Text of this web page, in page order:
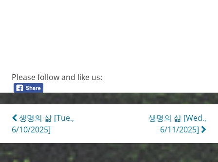
Please follow and like us:
Post
navigation
생명의 삶 [Tue.,
6/10/2025]
생명의 삶 [Wed.,
6/11/2025]